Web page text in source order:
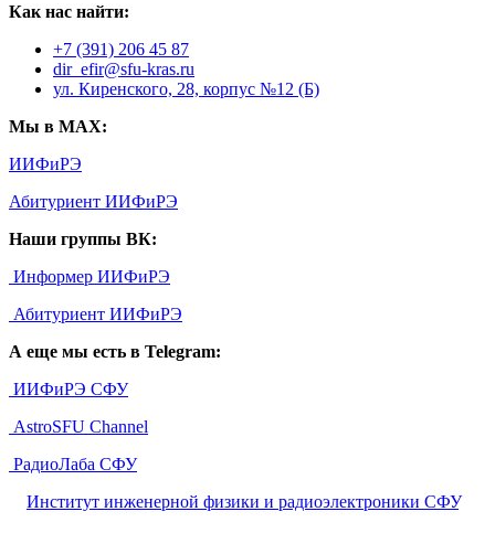
Как нас найти:
+7 (391) 206 45 87
dir_efir@sfu-kras.ru
ул. Киренского, 28, корпус №12 (Б)
Мы в MAX:
ИИФиРЭ
Абитуриент ИИФиРЭ
Наши группы ВК:
Информер ИИФиРЭ
Абитуриент ИИФиРЭ
А еще мы есть в Telegram:
ИИФиРЭ СФУ
AstroSFU Channel
РадиоЛаба СФУ
Институт инженерной физики и радиоэлектроники СФУ,